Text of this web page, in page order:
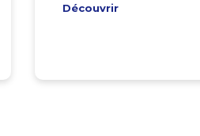
Découvrir